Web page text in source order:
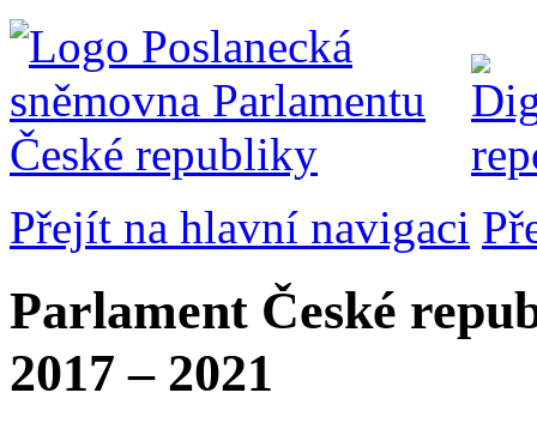
Přejít na hlavní navigaci
Parlament České
2017 – 2021